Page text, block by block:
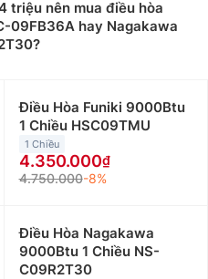
triệu nên mua điều hòa
09FB36A hay Nagakawa
Điều Hòa Funiki 9000Btu
1 Chiều HSC09TMU
1 Chiều
4.350.000
4.750.000-8%
Điều Hòa Nagakawa
9000Btu 1 Chiều NS-
C09R2T30